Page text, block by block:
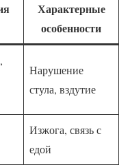
Характерные
особенности
Нарушение
стула, вздутие
Изжога, связь с
едой